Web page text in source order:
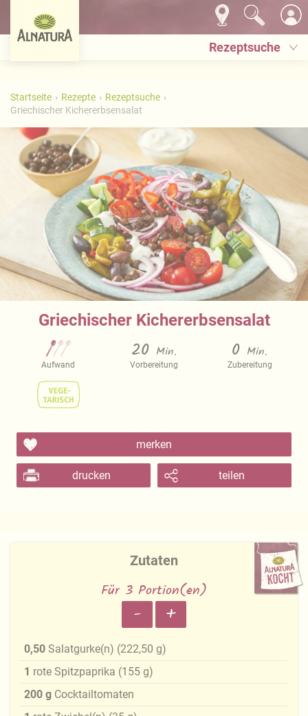
Rezeptsuche
Startseite Rezepte
Rezeptsuche
Griechischer Kichererbsensalat
Griechischer Kichererbsensalat
Aufwand
20 Min.
Vorbereitung
0 Min.
Zubereitung
merken
drucken teilen
Zutaten
Für 3 Portion(en)
- +
0,50 Salatgurke(n) (222,50 g)
1 rote Spitzpaprika (155 g)
200 g Cocktailtomaten